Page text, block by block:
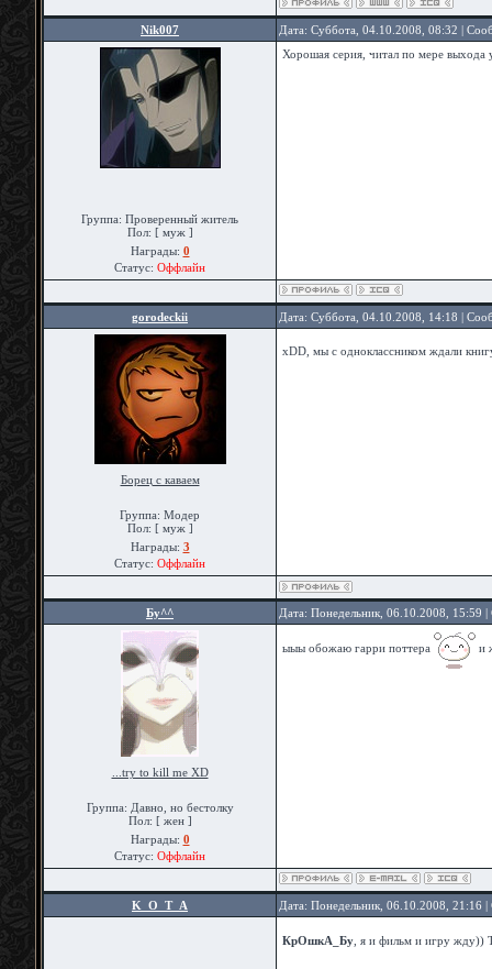
Nik007 Дата: Суббота, 04.10.2008, 08:32 |
Группа: Проверенный житель
Пол: [ муж ]
Награды: 0
Статус: Оффлайн
Хорошая серия, читал по мере выхода
gorodeckii Дата: Суббота, 04.10.2008, 14:18 |
Борец с каваем
Группа: Модер
Пол: [ муж ]
Награды: 3
Статус: Оффлайн
xDD, мы с одноклассником ждали
Бу^^ Дата: Понедельник, 06.10.2008, 15:59
...try to kill me XD
Группа: Давно, но бестолку
Пол: [ жен ]
Награды: 0
Статус: Оффлайн
ыыы обожаю гарри поттера и
K_O_T_A Дата: Понедельник, 06.10.2008, 21:16
КрОшкА_Бу , я и фильм и игру жду))